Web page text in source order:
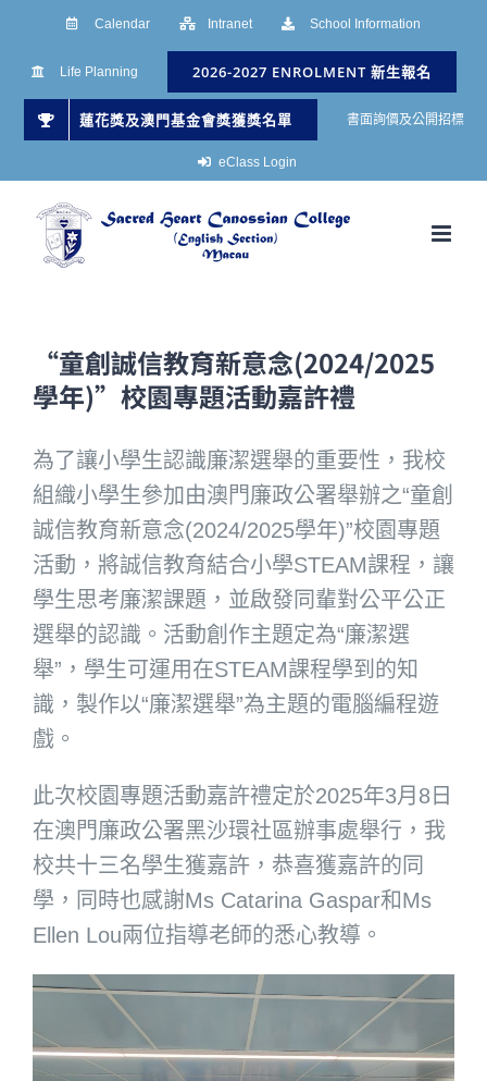
Calendar Intranet School Information
Life Planning 2026-2027 ENROLMENT 新生報名
蓮花獎及澳門基金會獎獲獎名單 書面詢價及公開招標
eClass Login
“童創誠信教育新意念(2024/2025
學年)”校園專題活動嘉許禮
為了讓小學生認識廉潔選舉的重要性，我校
組織小學生參加由澳門廉政公署舉辦之“童創
誠信教育新意念(2024/2025學年)”校園專題
活動，將誠信教育結合小學STEAM課程，讓
學生思考廉潔課題，並啟發同輩對公平公正
選舉的認識。活動創作主題定為“廉潔選
舉”，學生可運用在STEAM課程學到的知
識，製作以“廉潔選舉”為主題的電腦編程遊
戲。
此次校園專題活動嘉許禮定於2025年3月8日
在澳門廉政公署黑沙環社區辦事處舉行，我
校共十三名學生獲嘉許，恭喜獲嘉許的同
學，同時也感謝Ms Catarina Gaspar和Ms
Ellen Lou兩位指導老師的悉心教導。